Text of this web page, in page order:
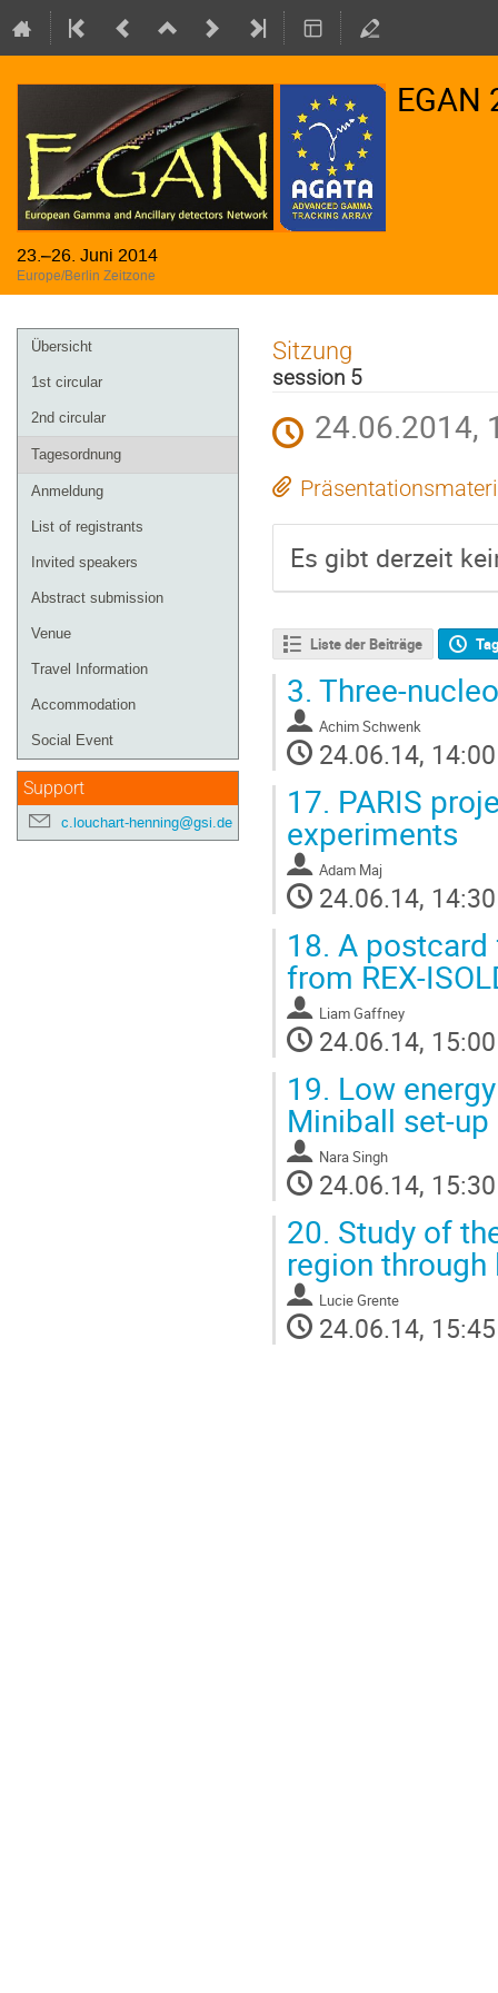
EGAN
23.–26. Juni 2014
Europe/Berlin Zeitzone
Veranstaltungsmenü
Übersicht
1st circular
2nd circular
Tagesordnung
Anmeldung
List of registrants
Invited speakers
Abstract submission
Venue
Travel Information
Accommodation
Social Event
Support
c.louchart-henning@gsi.de
Sitzung
session 5
24.06.2014,
Es gibt derzeit
Liste der Beiträge
3. Three-
Achim Schwenk
24.06.14, 14:00
17. PARIS
experiments
Adam Maj
24.06.14, 14:30
18. A
from REX-
Liam Gaffney
24.06.14, 15:00
19. Low
Miniball set-up
Nara Singh
24.06.14, 15:30
20. Study of
region
Lucie Grente
24.06.14, 15:45